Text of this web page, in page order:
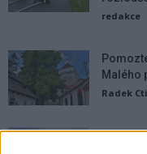
redakce
Malého
Radek